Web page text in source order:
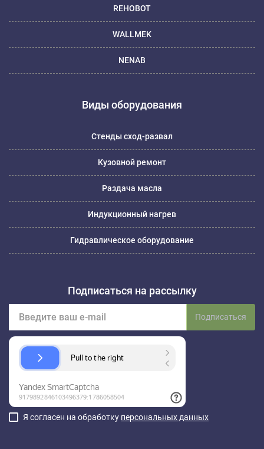
REHOBOT
WALLMEK
NENAB
Виды оборудования
Стенды сход-развал
Кузовной ремонт
Раздача масла
Индукционный нагрев
Гидравлическое оборудование
Подписаться на рассылку
Подписаться
Я согласен на обработку персональных данных